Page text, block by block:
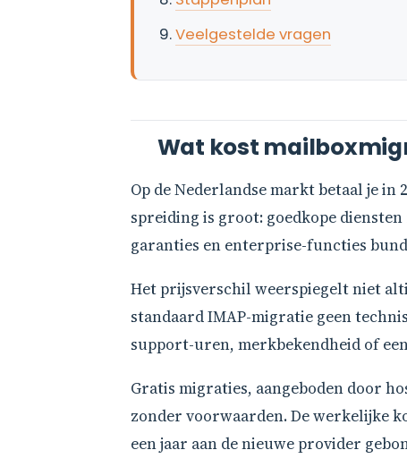
Veelgestelde vragen
Wat kost
Op de Nederlandse markt betaal je in
spreiding is groot: goedkope
garanties en enterprise-functies
Het prijsverschil weerspiegelt niet
standaard IMAP-migratie geen
support-uren, merkbekendheid of
Gratis migraties, aangeboden door
zonder voorwaarden. De werkelijke
een jaar aan de nieuwe provider